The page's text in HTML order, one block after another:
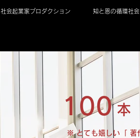
社会起業家プロダクション 知と恩の循環社
本
100
​※ とても嬉しい「 著